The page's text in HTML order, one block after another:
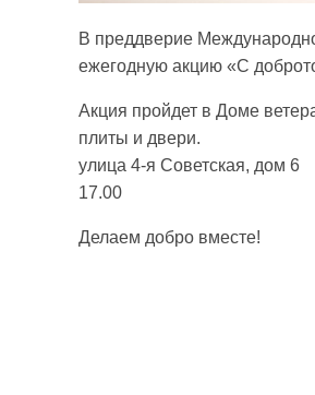
В преддверие
ежегодную акцию «С
Акция пройдет в Доме
плиты и двери.
улица 4-я Советская, дом 6
17.00
Делаем добро вместе!